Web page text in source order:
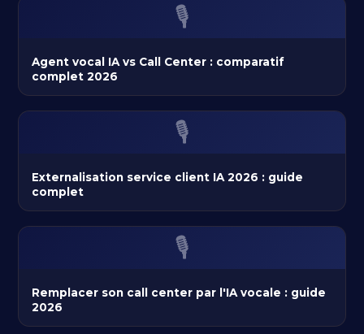
🎙️
Agent vocal IA vs Call Center : comparatif
complet 2026
🎙️
Externalisation service client IA 2026 : guide
complet
🎙️
Remplacer son call center par l'IA vocale : guide
2026